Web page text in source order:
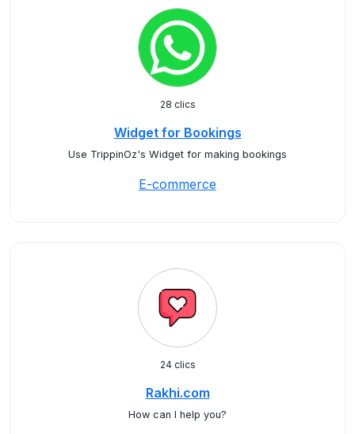
28 clics
Widget for Bookings
Use TrippinOz's Widget for making bookings
E-commerce
24 clics
Rakhi.com
How can I help you?